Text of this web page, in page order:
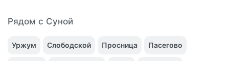
Рядом с Суной
Уржум Слободской Просница Пасегово